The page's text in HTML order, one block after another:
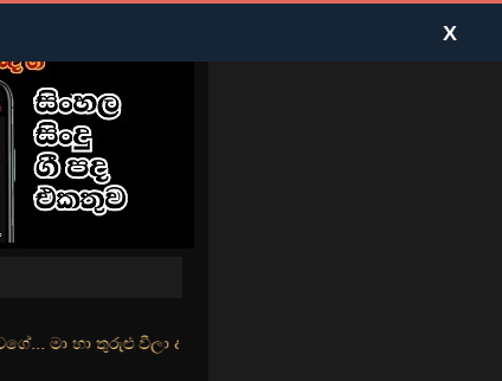
වීලා දෑසේ කදුළු බීලා රහසේ සුසුම් ලෑ හඩ ඇසේ... නිල්වන්
X